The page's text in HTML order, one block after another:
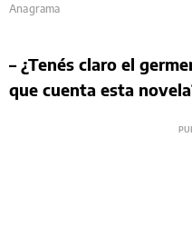
Anagrama
– ¿Tenés claro el
que cuenta esta